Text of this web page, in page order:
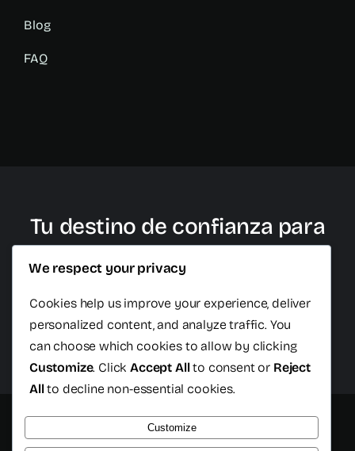
Blog
FAQ
Tu destino de confianza para
cirugía plástica en Cancún
Habla con un asesor
© 2026 • Todos los derechos reservados • Cancun Plastic
We respect your privacy
Cookies help us improve your experience, deliver
personalized content, and analyze traffic. You
can choose which cookies to allow by clicking
Customize. ClickAccept Allto consent or Reject
Allto decline non-essential cookies.
Customize